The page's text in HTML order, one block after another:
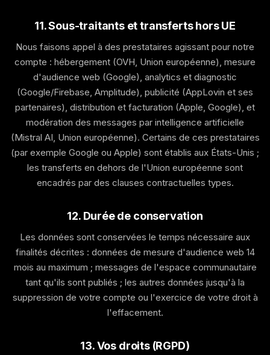
11. Sous-traitants et transferts hors UE
Nous faisons appel à des prestataires agissant pour notre
compte : hébergement (OVH, Union européenne), mesure
d'audience web (Google), analytics et diagnostic
(Google/Firebase, Amplitude), publicité (AppLovin et ses
partenaires), distribution et facturation (Apple, Google), et
modération des messages par intelligence artificielle
(Mistral AI, Union européenne). Certains de ces prestataires
(par exemple Google ou Apple) sont établis aux États-Unis ;
les transferts en dehors de l'Union européenne sont
encadrés par des clauses contractuelles types.
12. Durée de conservation
Les données sont conservées le temps nécessaire aux
finalités décrites : données de mesure d'audience web 14
mois au maximum ; messages de l'espace communautaire
tant qu'ils sont publiés ; les autres données jusqu'à la
suppression de votre compte ou l'exercice de votre droit à
l'effacement.
13. Vos droits (RGPD)